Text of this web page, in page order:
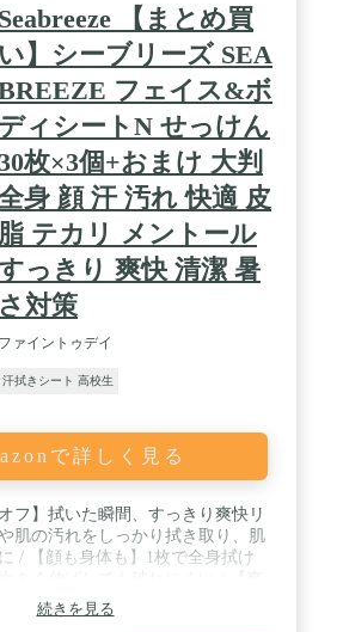
Seabreeze 【まとめ買
い】シーブリーズ SEA
フェイス&ボ
ディシートN せっけん
枚×3個+おまけ 大判
身 顔 汗 汚れ 快適 皮
脂 テカリ メントール
っきり 爽快 清潔 暑
さ対策
ファイントゥデイ
汗拭きシート 高校生
で詳しく見る
フ】拭いた瞬間、すっきり爽快リ
肌の汚れをしっかり拭き取り、肌
/ 【顔も身体も】1枚で全身拭け
みずしく、まるでシャワーを浴び
爽快成分(メントール)配合 / 汗・
続きを見る